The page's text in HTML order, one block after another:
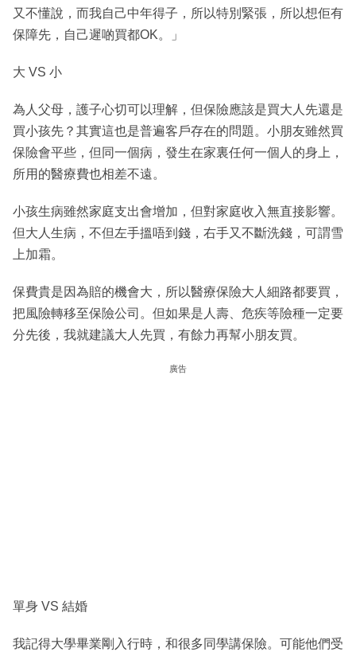
又不懂說，而我自己中年得子，所以特別緊張，所以想佢有
保障先，自己遲啲買都OK。」
大 VS 小
為人父母，護子心切可以理解，但保險應該是買大人先還是
買小孩先？其實這也是普遍客戶存在的問題。小朋友雖然買
保險會平些，但同一個病，發生在家裏任何一個人的身上，
所用的醫療費也相差不遠。
小孩生病雖然家庭支出會增加，但對家庭收入無直接影響。
但大人生病，不但左手搵唔到錢，右手又不斷洗錢，可謂雪
上加霜。
保費貴是因為賠的機會大，所以醫療保險大人細路都要買，
把風險轉移至保險公司。但如果是人壽、危疾等險種一定要
分先後，我就建議大人先買，有餘力再幫小朋友買。
廣告
單身 VS 結婚
我記得大學畢業剛入行時，和很多同學講保險。可能他們受